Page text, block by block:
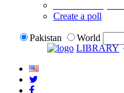
Create a poll
Pakistan
World
LIBRARY